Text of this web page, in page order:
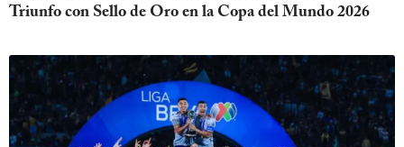
Triunfo con Sello de Oro en la Copa del Mundo 2026